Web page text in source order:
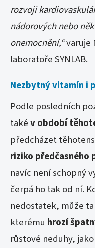
rozvoji
nádorových nebo
onemocnění,“varuje
laboratoře SYNLAB.
Nezbytný vitamín i
Podle posledních
takév období
předcházet
riziko předčasného
navíc není schopný
čerpá ho tak od ní.
nedostatek, může
kterému hrozí
růstové neduhy,